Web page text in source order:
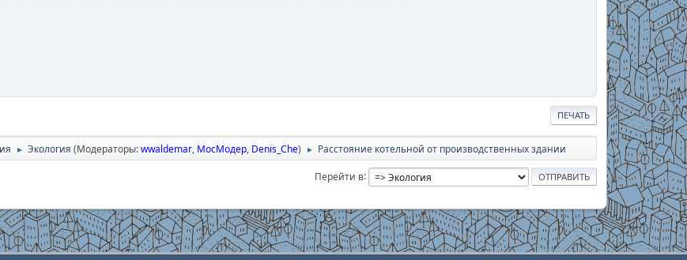
ПЕЧАТЬ
► Экология (Модераторы:wwaldemar, МосМодер, Denis_Che) ► Расстояние котельной от производственных здании
Перейти в